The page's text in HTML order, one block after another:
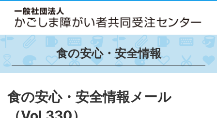
食の安心・安全情報
食の安心・安全情報メール